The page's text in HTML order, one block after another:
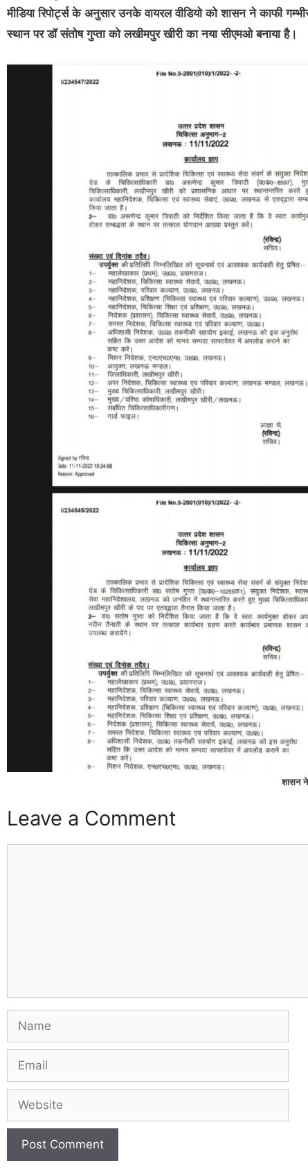
मीडिया रिपोर्ट्स के अनुसार उनके वायरल वीडियो को शासन ने काफी
स्थान पर डॉ संतोष गुप्ता को लखीमपुर खीरी का नया सीएमओ बनाया है।
शासन
Leave a Comment